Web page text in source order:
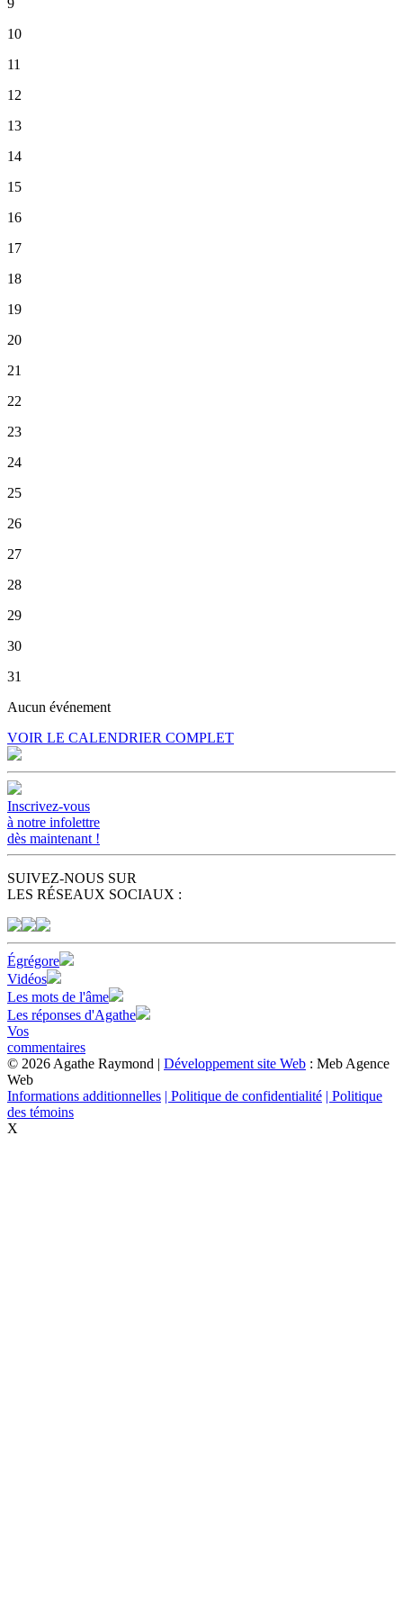
9
10
11
12
13
14
15
16
17
18
19
20
21
22
23
24
25
26
27
28
29
30
31
Aucun événement
VOIR LE CALENDRIER COMPLET
Inscrivez-vous
à notre infolettre
dès maintenant !
SUIVEZ-NOUS SUR
LES RÉSEAUX SOCIAUX :
Égrégore
Vidéos
Les mots de l'âme
Les réponses d'Agathe
Vos
commentaires
© 2026 Agathe Raymond | Développement site Web : Meb Agence
Web
Informations additionnelles
| Politique de confidentialité
| Politique
des témoins
X